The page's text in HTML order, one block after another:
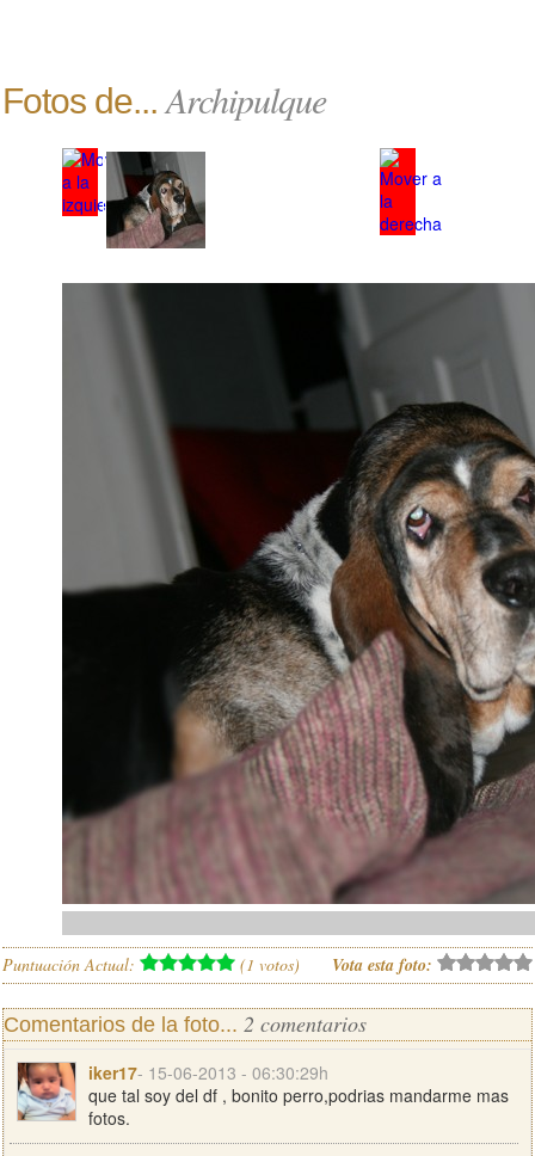
Fotos de... Archipulque
Puntuación Actual: (1 votos) Vota esta foto:
Comentarios de la foto... 2 comentarios
iker17- 15-06-2013 - 06:30:29h
que tal soy del df , bonito perro,podrias mandarme mas
fotos.